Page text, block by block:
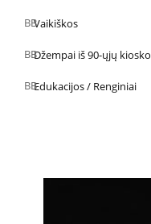
Vaikiškos
Džempai iš 90-ųjų kiosko
Edukacijos / Renginiai